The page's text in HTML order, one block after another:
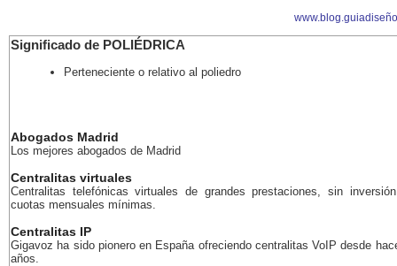
Significado de POLIÉDRICA
Perteneciente o relativo al poliedro
Abogados Madrid
Los mejores abogados de Madrid
Centralitas virtuales
Centralitas telefónicas virtuales de grandes prestaciones, sin
cuotas mensuales mínimas.
Centralitas IP
Gigavoz ha sido pionero en España ofreciendo centralitas VoIP desde
años.